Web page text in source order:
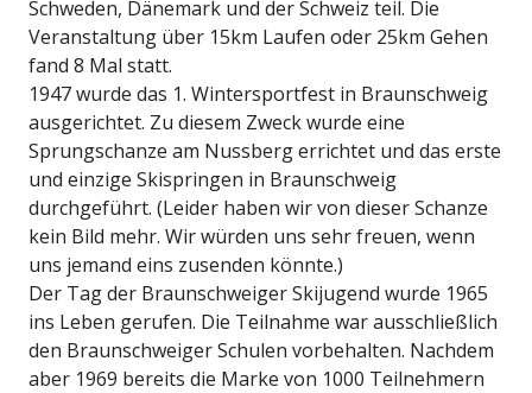
Schweden, Dänemark und der Schweiz teil. Die
Veranstaltung über 15km Laufen oder 25km Gehen
fand 8 Mal statt.
1947 wurde das 1. Wintersportfest in Braunschweig
ausgerichtet. Zu diesem Zweck wurde eine
Sprungschanze am Nussberg errichtet und das erste
und einzige Skispringen in Braunschweig
durchgeführt. (Leider haben wir von dieser Schanze
kein Bild mehr. Wir würden uns sehr freuen, wenn
uns jemand eins zusenden könnte.)
Der Tag der Braunschweiger Skijugend wurde 1965
ins Leben gerufen. Die Teilnahme war ausschließlich
den Braunschweiger Schulen vorbehalten. Nachdem
aber 1969 bereits die Marke von 1000 Teilnehmern